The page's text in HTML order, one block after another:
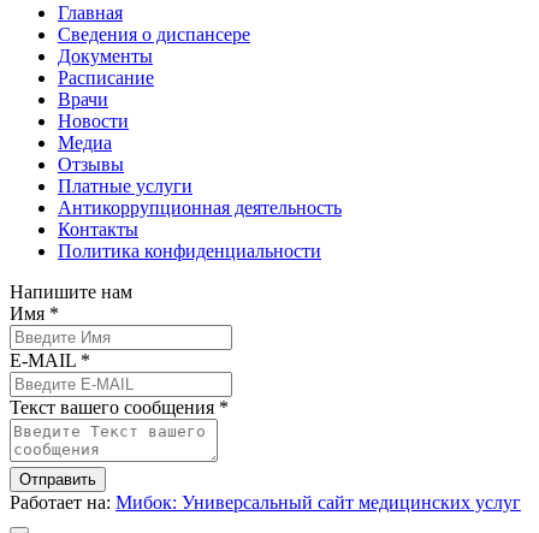
Главная
Сведения о диспансере
Документы
Расписание
Врачи
Новости
Медиа
Отзывы
Платные услуги
Антикоррупционная деятельность
Контакты
Политика конфиденциальности
Напишите нам
Имя *
E-MAIL *
Текст вашего сообщения *
Отправить
Работает на: Мибок: Универсальный сайт медицинских услуг